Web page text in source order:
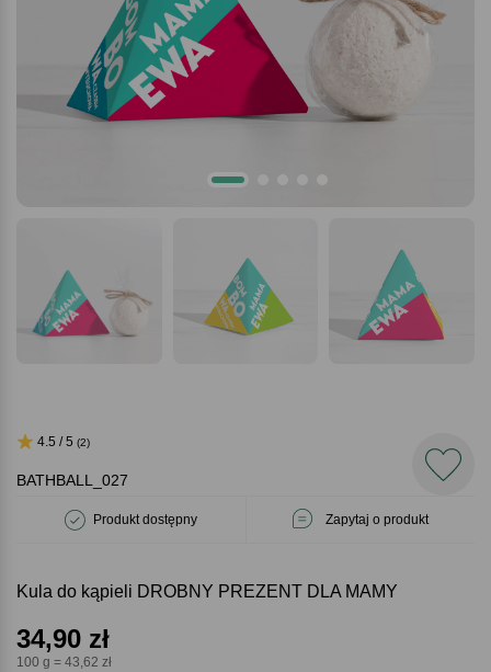
BATHBALL_027
Produkt dostępny Zapytaj o produkt
4.5 / 5 (2)
Kula do kąpieli DROBNY PREZENT DLA MAMY
34,90 zł
100 g = 43,62 zł